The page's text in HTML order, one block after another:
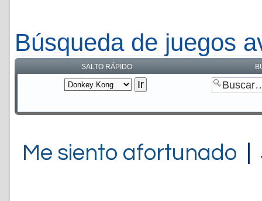
Búsqueda de juegos
SALTO RÁPIDO
Me siento afortunado